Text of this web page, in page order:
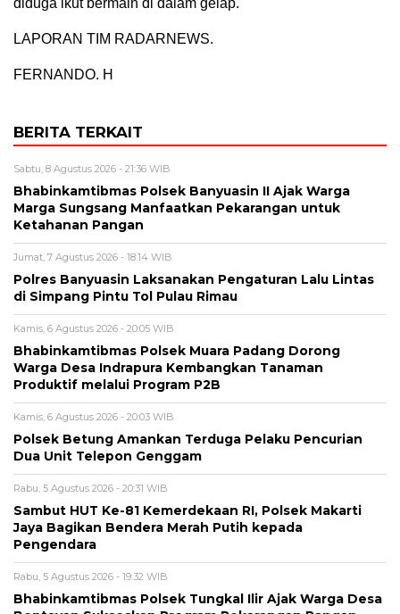
diduga ikut bermain di dalam gelap.
LAPORAN TIM RADARNEWS.
FERNANDO. H
BERITA TERKAIT
Sabtu, 8 Agustus 2026 - 21:36 WIB
Bhabinkamtibmas Polsek Banyuasin II Ajak Warga
Marga Sungsang Manfaatkan Pekarangan untuk
Ketahanan Pangan
Jumat, 7 Agustus 2026 - 18:14 WIB
Polres Banyuasin Laksanakan Pengaturan Lalu Lintas
di Simpang Pintu Tol Pulau Rimau
Kamis, 6 Agustus 2026 - 20:05 WIB
Bhabinkamtibmas Polsek Muara Padang Dorong
Warga Desa Indrapura Kembangkan Tanaman
Produktif melalui Program P2B
Kamis, 6 Agustus 2026 - 20:03 WIB
Polsek Betung Amankan Terduga Pelaku Pencurian
Dua Unit Telepon Genggam
Rabu, 5 Agustus 2026 - 20:31 WIB
Sambut HUT Ke-81 Kemerdekaan RI, Polsek Makarti
Jaya Bagikan Bendera Merah Putih kepada
Pengendara
Rabu, 5 Agustus 2026 - 19:32 WIB
Bhabinkamtibmas Polsek Tungkal Ilir Ajak Warga Desa